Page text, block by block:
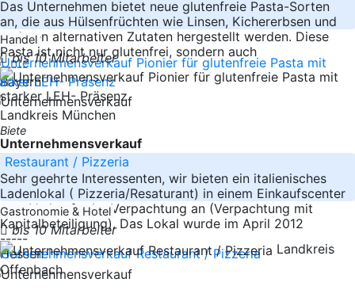
Das Unternehmen bietet neue glutenfreie Pasta-Sorten
an, die aus Hülsenfrüchten wie Linsen, Kichererbsen und
anderen alternativen Zutaten hergestellt werden. Diese
Pasta ist nicht nur glutenfrei, sondern auch
-----
Bayern
Handel
bis 10 Mitarbeiter
Landkreis München
Biete
Unternehmensverkauf
Restaurant / Pizzeria
Sehr geehrte Interessenten, wir bieten ein italienisches
Ladenlokal ( Pizzeria/Resaturant) in einem Einkaufscenter
zum Verkauf oder Verpachtung an (Verpachtung mit
Kapitalbeteiligung). Das Lokal wurde im April 2012
-----
Hessen
Gastronomie & Hotel
bis 10 Mitarbeiter
Landkreis
Offenbach